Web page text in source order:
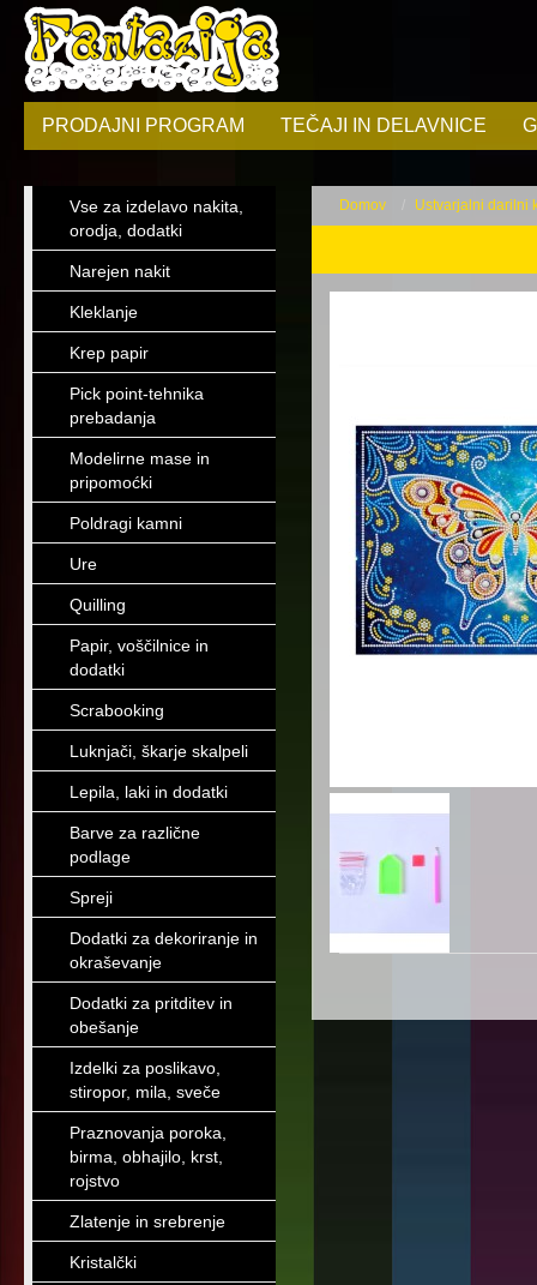
PRODAJNI PROGRAM TEČAJI IN DELAVNICE
Vse za izdelavo nakita,
orodja, dodatki
Narejen nakit
Kleklanje
Krep papir
Pick point-tehnika
prebadanja
Modelirne mase in
pripomoćki
Poldragi kamni
Ure
Quilling
Papir, voščilnice in
dodatki
Scrabooking
Luknjači, škarje skalpeli
Lepila, laki in dodatki
Barve za različne
podlage
Spreji
Dodatki za dekoriranje in
okraševanje
Dodatki za pritditev in
obešanje
Izdelki za poslikavo,
stiropor, mila, sveče
Praznovanja poroka,
birma, obhajilo, krst,
rojstvo
Zlatenje in srebrenje
Kristalčki
Domov Ustvarjalni darilni